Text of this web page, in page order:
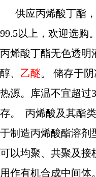
供应丙烯酸丁酯，
99.5以上，欢迎选购。
丙烯酸丁酯无色透明
醇、 乙醚。 储存于
热源。库温不宜超过
存。 丙烯酸及其酯
于制造丙烯酸酯溶剂
可以均聚、共聚及接
用作有机合成中间体。